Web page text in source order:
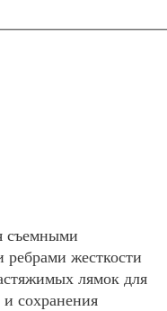
съемными
ребрами жесткости
лямок для
и сохранения